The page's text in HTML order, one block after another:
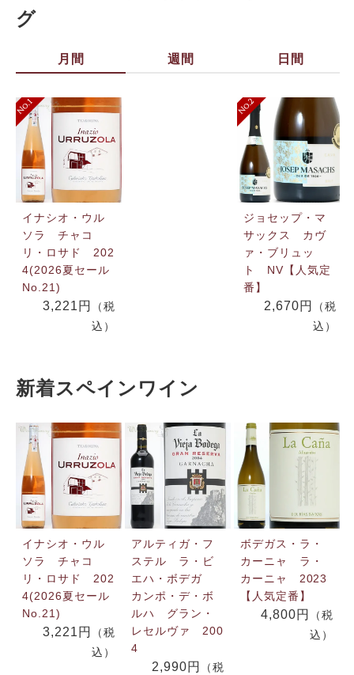
グ
月間 週間 日間
イナシオ・ウル
ソラ チャコ
リ・ロサド 202
4(2026夏セール
No.21)
3,221円
（税
込）
ジョセップ・マ
サックス カヴ
ァ・ブリュッ
ト NV【人気定
番】
2,670円
（税
込）
新着スペインワイン
イナシオ・ウル
ソラ チャコ
リ・ロサド 202
4(2026夏セール
No.21)
3,221円
（税
込）
アルティガ・フ
ステル ラ・ビ
エハ・ボデガ
カンポ・デ・ボ
ルハ グラン・
レセルヴァ 200
4
2,990円
（税
ボデガス・ラ・
カーニャ ラ・
カーニャ 2023
【人気定番】
4,800円
（税
込）